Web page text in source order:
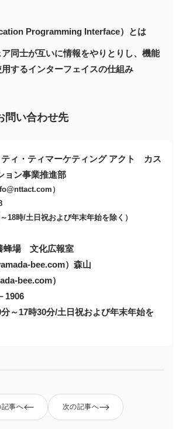
Programming Interface）とは
士が互いに情報をやりとりし、機能
するインターフェイスの仕組み
問い合わせ先
ィ・ティマーケティング アクト カス
ョン事業推進部
）
18時/土日祝および年末年始を除く）
蜂場 文化広報室
bee.com）森山
bee.com）
1906
分～17時30分/土日祝および年末年始を
記事へ 次の記事へ